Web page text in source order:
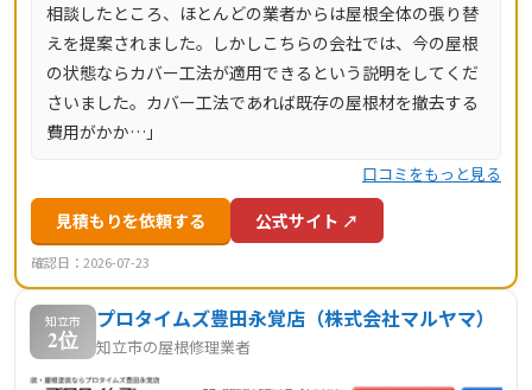
相談したところ、ほとんどの業者からは屋根全体の張り替
えを提案されました。しかしこちらの会社では、今の屋根
の状態ならカバー工法が適用できるという説明をしてくだ
さいました。カバー工法であれば既存の屋根材を撤去する
費用がかか…」
口コミをもっと見る
見積もりを依頼する 公式サイト ↗
確認日：2026-07-23
知立市
2位
プロタイムズ豊田永覚店（株式会社マルヤマ）
知立市の屋根修理業者